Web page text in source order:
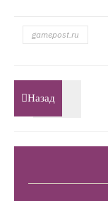
gamepost.ru
Назад